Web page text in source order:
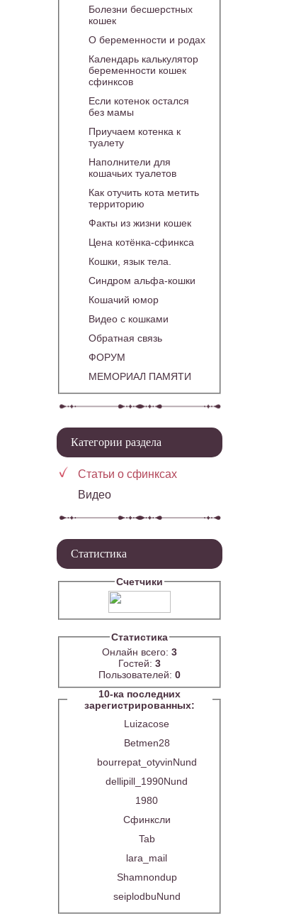
Болезни бесшерстных
кошек
О беременности и родах
Календарь калькулятор
беременности кошек
сфинксов
Если котенок остался
без мамы
Приучаем котенка к
туалету
Наполнители для
кошачьих туалетов
Как отучить кота метить
территорию
Факты из жизни кошек
Цена котёнка-сфинкса
Кошки, язык тела.
Синдром альфа-кошки
Кошачий юмор
Видео с кошками
Обратная связь
ФОРУМ
МЕМОРИАЛ ПАМЯТИ
Категории раздела
Статьи о сфинксах
Видео
Статистика
Счетчики
Статистика
Онлайн всего: 3
Гостей: 3
Пользователей: 0
10-ка последних
зарегистрированных:
Luizacose
Betmen28
bourrepat_otyvinNund
dellipill_1990Nund
1980
Сфинксли
Tab
lara_mail
Shamnondup
seiplodbuNund